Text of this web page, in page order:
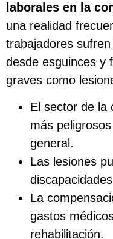
laborales en la
una realidad
trabajadores
desde esguinces y
graves como
El sector de la
más
general.
Las lesiones
La
gastos
rehabilitación.